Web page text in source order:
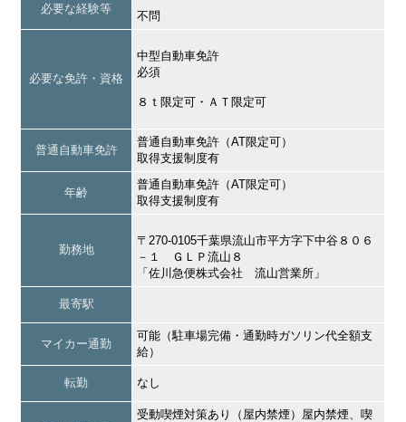
必要な経験等
不問
必要な免許・資格
中型自動車免許
必須
８ｔ限定可・ＡＴ限定可
普通自動車免許
普通自動車免許（AT限定可）
取得支援制度有
年齢
普通自動車免許（AT限定可）
取得支援制度有
勤務地
〒270-0105千葉県流山市平方字下中谷８０６
－１ ＧＬＰ流山８
「佐川急便株式会社 流山営業所」
最寄駅
マイカー通勤
可能（駐車場完備・通勤時ガソリン代全額支
給）
転勤 なし
受動喫煙対策あり（屋内禁煙）屋内禁煙、喫